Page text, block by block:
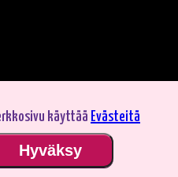
pelaaminen on jännittävämpää.
käyttää Evästeitä
Hyväksy